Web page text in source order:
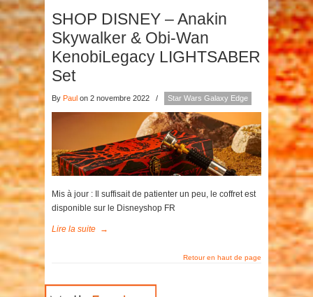
SHOP DISNEY – Anakin
Skywalker & Obi-Wan
KenobiLegacy LIGHTSABER
Set
By Paul on 2 novembre 2022 / Star Wars Galaxy Edge
Mis à jour : Il suffisait de patienter un peu, le coffret est
disponible sur le Disneyshop FR
Lire la suite →
Retour en haut de page